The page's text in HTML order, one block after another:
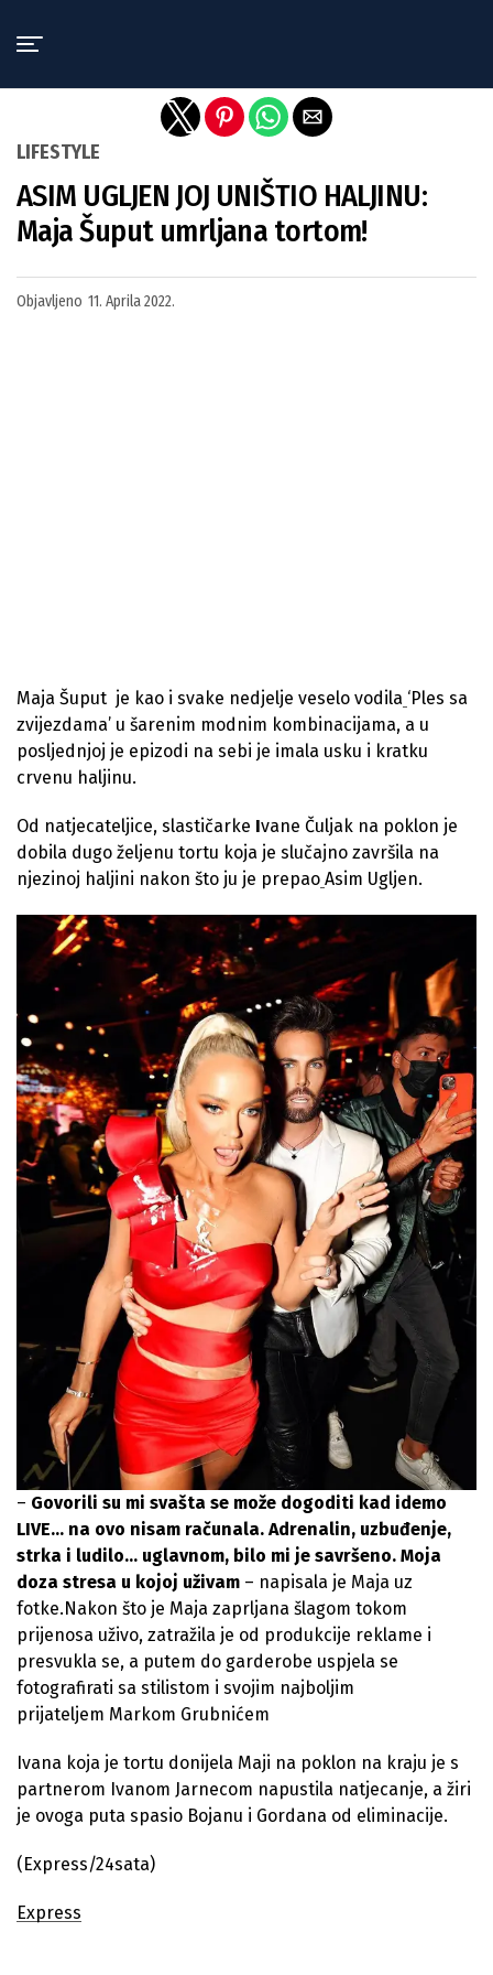
LIFESTYLE
ASIM UGLJEN JOJ UNIŠTIO HALJINU:
Maja Šuput umrljana tortom!
Objavljeno 11. Aprila 2022.
Maja Šuput je kao i svake nedjelje veselo vodila ‘Ples sa
zvijezdama’ u šarenim modnim kombinacijama, a u
posljednjoj je epizodi na sebi je imala usku i kratku
crvenu haljinu.
Od natjecateljice, slastičarke Ivane Čuljak na poklon je
dobila dugo željenu tortu koja je slučajno završila na
njezinoj haljini nakon što ju je prepao Asim Ugljen.
– Govorili su mi svašta se može dogoditi kad idemo
LIVE… na ovo nisam računala. Adrenalin, uzbuđenje,
strka i ludilo… uglavnom, bilo mi je savršeno. Moja
doza stresa u kojoj uživam – napisala je Maja uz
fotke.Nakon što je Maja zaprljana šlagom tokom
prijenosa uživo, zatražila je od produkcije reklame i
presvukla se, a putem do garderobe uspjela se
fotografirati sa stilistom i svojim najboljim
prijateljem Markom Grubnićem
Ivana koja je tortu donijela Maji na poklon na kraju je s
partnerom Ivanom Jarnecom napustila natjecanje, a žiri
je ovoga puta spasio Bojanu i Gordana od eliminacije.
(Express/24sata)
Express